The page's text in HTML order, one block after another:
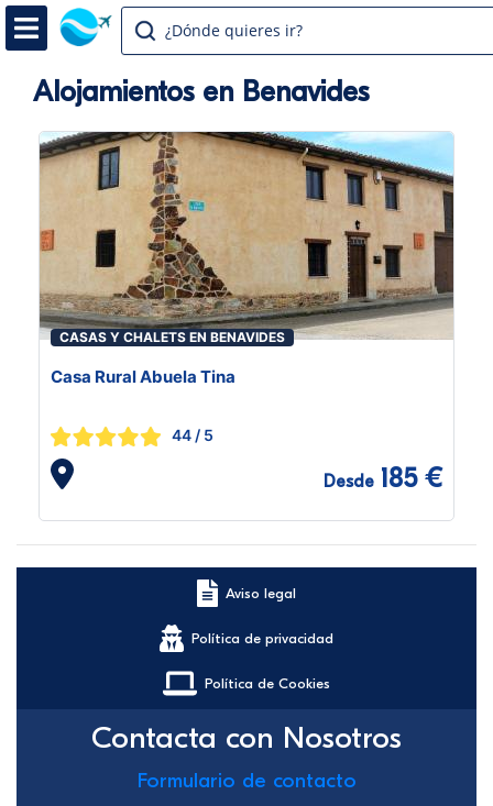
¿Dónde quieres ir?
Alojamientos en Benavides
CASAS Y CHALETS EN BENAVIDES
Casa Rural Abuela Tina
44 / 5
Desde 185 €
Aviso legal
Política de privacidad
Política de Cookies
Contacta con Nosotros
Formulario de contacto